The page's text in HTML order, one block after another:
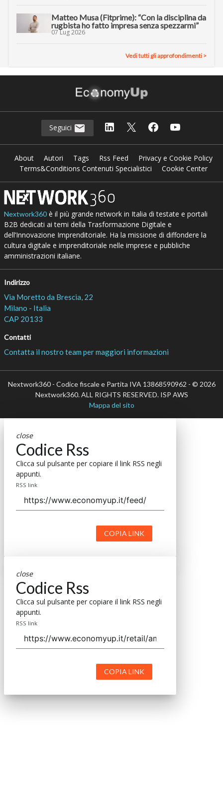
Matteo Musa (Fitprime): “Con la disciplina da
rugbista ho fatto impresa senza spezzarmi”
07 Lug 2026
Vedi tutti gli approfondimenti >
Seguici
About Autori Tags Rss Feed
Privacy e Cookie Policy
Terms&Conditions Contenuti Specialistici
Cookie Center
Nextwork360è il più grande network in Italia di testate e portali
B2B dedicati ai temi della Trasformazione Digitale e
dell’Innovazione Imprenditoriale. Ha la missione di diffondere la
cultura digitale e imprenditoriale nelle imprese e pubbliche
amministrazioni italiane.
Indirizzo
Via Moretto da Brescia, 22
Milano - Italia
CAP 20133
Contatti
Contatta il nostro team per maggiori informazioni
Nextwork360 - Codice fiscale e Partita IVA 13868590962 - © 2026
Nextwork360. ALL RIGHTS RESERVED. ISP AWS
Mappa del sito
close
Codice Rss
Clicca sul pulsante per copiare il link RSS negli
appunti.
RSS link
COPIA LINK
close
Codice Rss
Clicca sul pulsante per copiare il link RSS negli
appunti.
RSS link
COPIA LINK